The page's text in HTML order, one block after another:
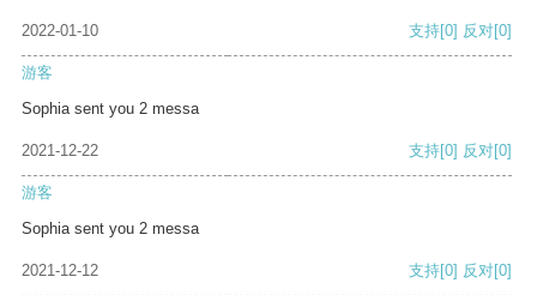
2022-01-10 支持[0] 反对[0]
游客
Sophia sent you 2 messa
2021-12-22 支持[0] 反对[0]
游客
Sophia sent you 2 messa
2021-12-12 支持[0] 反对[0]